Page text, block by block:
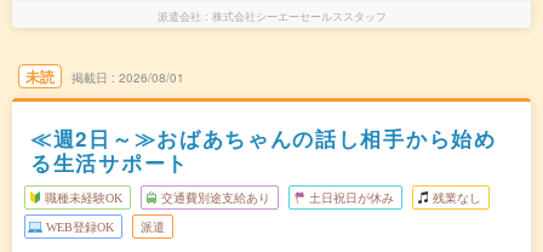
派遣会社 株式会社シーエーセールススタッフ
未読 掲載日 2026/08/01
≪週2日～≫おばあちゃんの話し相手から始め
る生活サポート
職種未経験OK 交通費別途支給あり 土日祝日が休み 残業なし
WEB登録OK 派遣